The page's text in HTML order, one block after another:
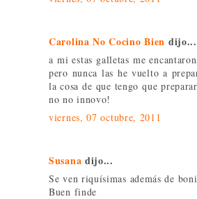
Carolina No Cocino Bien dijo...
a mi estas galletas me
pero nunca las he vuelto a
la cosa de que tengo que
no no innovo!
viernes, 07 octubre, 2011
Susana dijo...
Se ven riquísimas además de
Buen finde